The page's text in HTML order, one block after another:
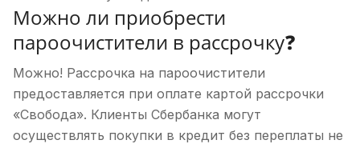
Можно ли приобрести
пароочистители в рассрочку❓
Можно! Рассрочка на пароочистители
предоставляется при оплате картой рассрочки
«Свобода». Клиенты Сбербанка могут
осуществлять покупки в кредит без переплаты не